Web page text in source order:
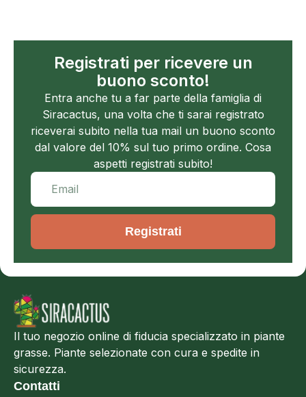
Registrati per ricevere un
buono sconto!
Entra anche tu a far parte della famiglia di
Siracactus, una volta che ti sarai registrato
riceverai subito nella tua mail un buono sconto
dal valore del 10% sul tuo primo ordine. Cosa
aspetti registrati subito!
Registrati
Il tuo negozio online di fiducia specializzato in piante
grasse. Piante selezionate con cura e spedite in
sicurezza.
Contatti